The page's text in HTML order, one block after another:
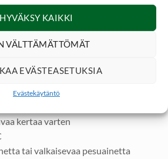
HYVÄKSY KAIKKI
VÄLTTÄMÄTTÖMÄT
EVÄSTEASETUKSIA
Evästekäytäntö
harjattu fleece pinta
/ 10% Spandex
kertaa varten
tai valkaisevaa pesuainetta